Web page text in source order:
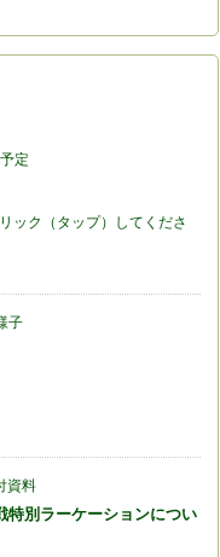
定
ック（タップ）してくださ
子
資料
特別ラーケーションについ